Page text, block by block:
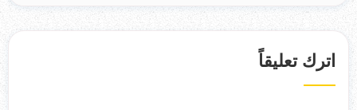
اترك تعليقاً